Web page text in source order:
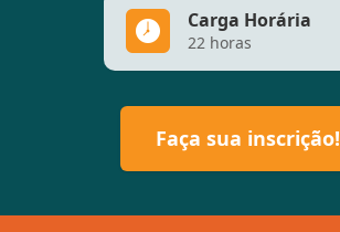
Carga Horária
22 horas
Faça sua inscrição!